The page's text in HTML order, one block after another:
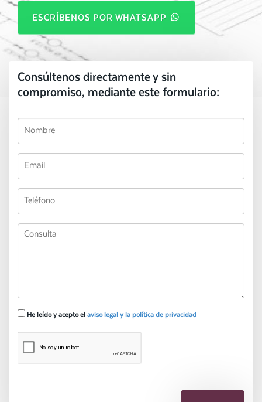
ESCRÍBENOS POR WHATSAPP
Consúltenos directamente y sin
compromiso, mediante este formulario:
He leído y acepto el aviso legal y la política de privacidad